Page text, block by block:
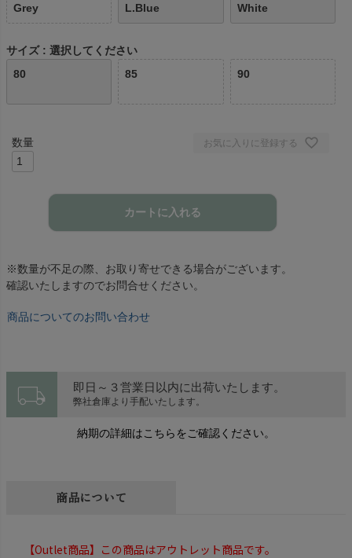
Grey L.Blue White
サイズ
選択してください
80
85 90
お気に入りに登録する
カートに入れる
※数量が不足の際、お取り寄せできる場合がございます。
確認いたしますのでお問合せください。
商品についてのお問い合わせ
local_shipping 即日～３営業日以内に出荷いたします。
弊社倉庫より手配いたします。
納期の詳細はこちらをご確認ください。
商品について
【Outlet商品】この商品はアウトレット商品です。